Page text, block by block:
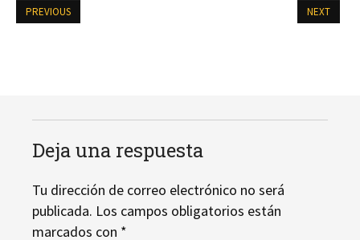
PREVIOUS NEXT
Deja una respuesta
Tu dirección de correo electrónico no será
publicada. Los campos obligatorios están
marcados con *